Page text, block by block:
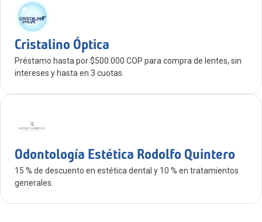
Cristalino Óptica
Préstamo hasta por $500.000 COP para compra de lentes, sin
intereses y hasta en 3 cuotas.
Odontología Estética Rodolfo Quintero
15 % de descuento en estética dental y 10 % en tratamientos
generales.